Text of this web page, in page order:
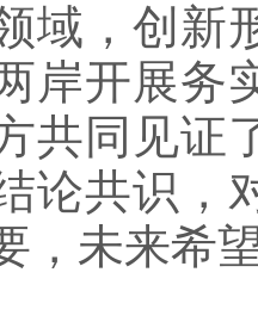
域，创新
岸开展务
共同见证
论共识，
，未来希